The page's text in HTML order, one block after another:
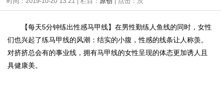
【每天5分钟练出性感马甲线】在男性勤练人鱼线的同时，女性
们也兴起了练马甲线的风潮：结实的小腹，性感的线条让人称羡。
对挤挤总会有的事业线，拥有马甲线的女性呈现的体态更加诱人且
具健康美。